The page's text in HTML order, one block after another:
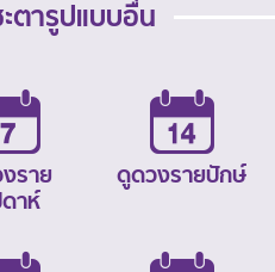
ตารูปแบบอื่น
ราย
าห์
ดูดวงรายปักษ์